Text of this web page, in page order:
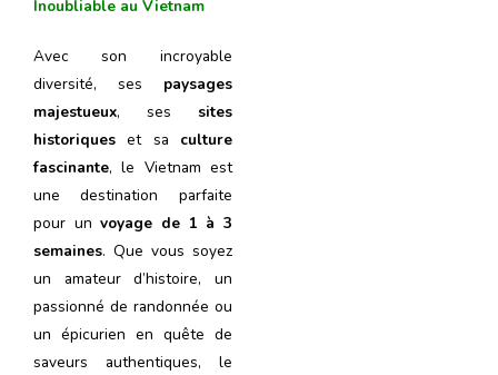
Inoubliable au Vietnam
Avec son incroyable
diversité, ses paysages
majestueux, ses sites
historiques et sa culture
fascinante, le Vietnam est
une destination parfaite
pour unvoyage de 1 à 3
semaines. Que vous soyez
un amateur d’histoire, un
passionné de randonnée ou
un épicurien en quête de
saveurs authentiques, le